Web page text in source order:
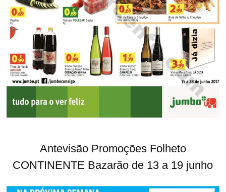
Antevisão Promoções Folheto
CONTINENTE Bazarão de 13 a 19 junho